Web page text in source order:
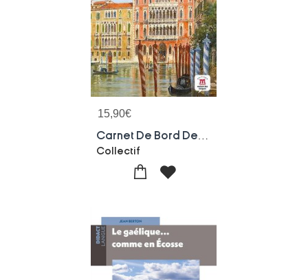
15,90€
Collectif